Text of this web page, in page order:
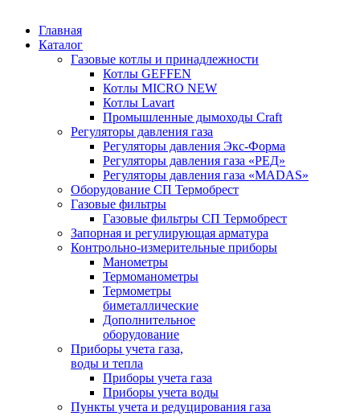
Главная
Каталог
Газовые котлы и принадлежности
Котлы GEFFEN
Котлы MICRO NEW
Котлы Lavart
Промышленные дымоходы Craft
Регуляторы давления газа
Регуляторы давления Экс-Форма
Регуляторы давления газа «РЕД»
Регуляторы давления газа «MADAS»
Оборудование СП Термобрест
Газовые фильтры
Газовые фильтры СП Термобрест
Запорная и регулирующая арматура
Контрольно-измерительные приборы
Манометры
Термоманометры
Термометры
биметаллические
Дополнительное
оборудование
Приборы учета газа,
воды и тепла
Приборы учета газа
Приборы учета воды
Пункты учета и редуцирования газа